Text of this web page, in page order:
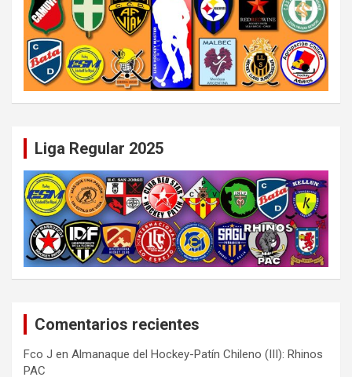
Liga Regular 2025
Comentarios recientes
Fco J en Almanaque del Hockey-Patín Chileno (III): Rhinos
PAC